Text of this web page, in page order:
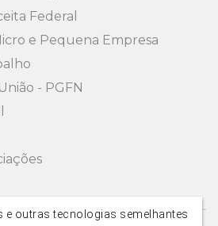
Federal
e Pequena Empresa
- PGFN
outras tecnologias semelhantes